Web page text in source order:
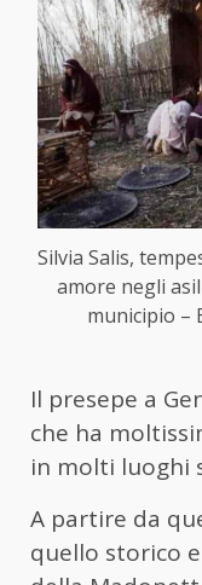
Silvia Salis,
amore negli
municipio –
Il presepe a
che ha
in molti luoghi
A partire da
quello storico